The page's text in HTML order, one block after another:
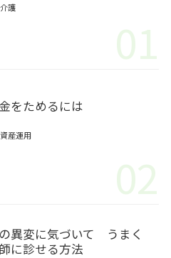
介護
01
をためるには
資産運用
02
異変に気づいて うまく
に診せる方法